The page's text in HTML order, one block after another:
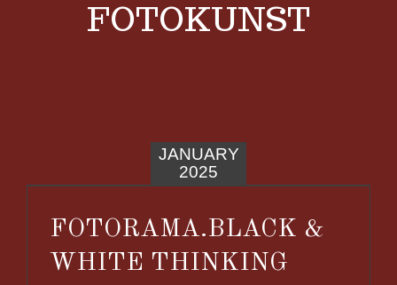
FOTOKUNST
JANUARY
2025
FOTORAMA.BLACK &
WHITE THINKING